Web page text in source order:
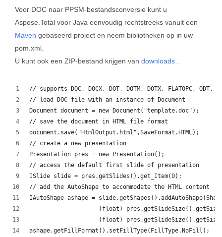
Voor DOC naar PPSM-bestandsconversie kunt u
Aspose.Total voor Java eenvoudig rechtstreeks vanuit een
Maven gebaseerd project en neem bibliotheken op in uw
pom.xml.
U kunt ook een ZIP-bestand krijgen van downloads
// supports DOC, DOCX, DOT, DOTM, DOTX, FLATOPC,
// load DOC file with an instance of Document
Document document = new Document("template.doc");
// save the document in HTML file format
document.save("HtmlOutput.html",SaveFormat.HTML);
// create a new presentation
Presentation pres = new Presentation();
// access the default first slide of presentation
ISlide slide = pres.getSlides().get_Item(0);
// add the AutoShape to accommodate the HTML content
IAutoShape ashape =
(float)
(float)
ashape.getFillFormat().setFillType(FillType.NoFill);